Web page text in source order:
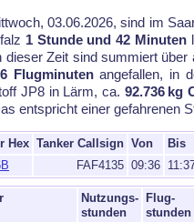
03.06.2026, sind im
1 Stunde und 42 Minuten
die­ser Zeit sind sum­miert
Flugminutenan­ge­fal­len, in
JP8 in Lärm, ca. 92.736 kg
ent­spricht ei­ner ge­fah­re­nen
Hex Tanker Callsign Von
Bis
FAF4135 09:36
Nutzungs-
stunden
Flug-
stunden